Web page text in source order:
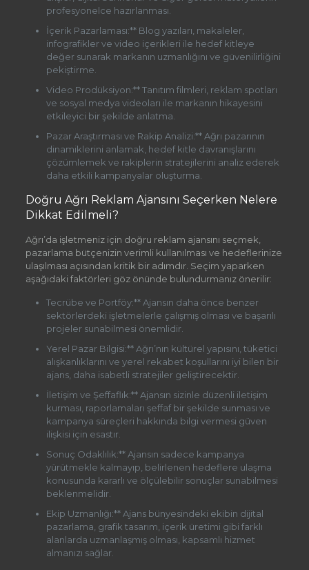
profesyonelce hazırlanması.
İçerik Pazarlaması:** Blog yazıları, makaleler,
infografikler ve video içerikleri ile hedef kitleye
değer sunarak markanın uzmanlığını ve güvenilirliğini
pekiştirme.
Video Prodüksiyon:** Tanıtım filmleri, reklam spotları
ve sosyal medya videoları ile markanın hikayesini
etkileyici bir şekilde anlatma.
Pazar Araştırması ve Rakip Analizi:** Ağrı pazarının
dinamiklerini anlamak, hedef kitle davranışlarını
çözümlemek ve rakiplerin stratejilerini analiz ederek
daha etkili kampanyalar oluşturma.
Doğru Ağrı Reklam Ajansını Seçerken Nelere
Dikkat Edilmeli?
Ağrı’da işletmeniz için doğru reklam ajansını seçmek,
pazarlama bütçenizin verimli kullanılması ve hedeflerinize
ulaşılması açısından kritik bir adımdır. Seçim yaparken
aşağıdaki faktörleri göz önünde bulundurmanız önerilir:
Tecrübe ve Portföy:** Ajansın daha önce benzer
sektörlerdeki işletmelerle çalışmış olması ve başarılı
projeler sunabilmesi önemlidir.
Yerel Pazar Bilgisi:** Ağrı’nın kültürel yapısını, tüketici
alışkanlıklarını ve yerel rekabet koşullarını iyi bilen bir
ajans, daha isabetli stratejiler geliştirecektir.
İletişim ve Şeffaflık:** Ajansın sizinle düzenli iletişim
kurması, raporlamaları şeffaf bir şekilde sunması ve
kampanya süreçleri hakkında bilgi vermesi güven
ilişkisi için esastır.
Sonuç Odaklılık:** Ajansın sadece kampanya
yürütmekle kalmayıp, belirlenen hedeflere ulaşma
konusunda kararlı ve ölçülebilir sonuçlar sunabilmesi
beklenmelidir.
Ekip Uzmanlığı:** Ajans bünyesindeki ekibin dijital
pazarlama, grafik tasarım, içerik üretimi gibi farklı
alanlarda uzmanlaşmış olması, kapsamlı hizmet
almanızı sağlar.